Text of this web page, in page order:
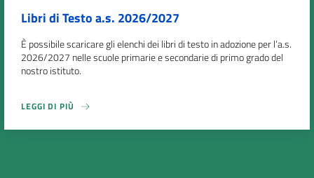
Libri di Testo a.s. 2026/2027
È possibile scaricare gli elenchi dei libri di testo in adozione per l’a.s.
2026/2027 nelle scuole primarie e secondarie di primo grado del
nostro istituto.
LEGGI DI PIÙ